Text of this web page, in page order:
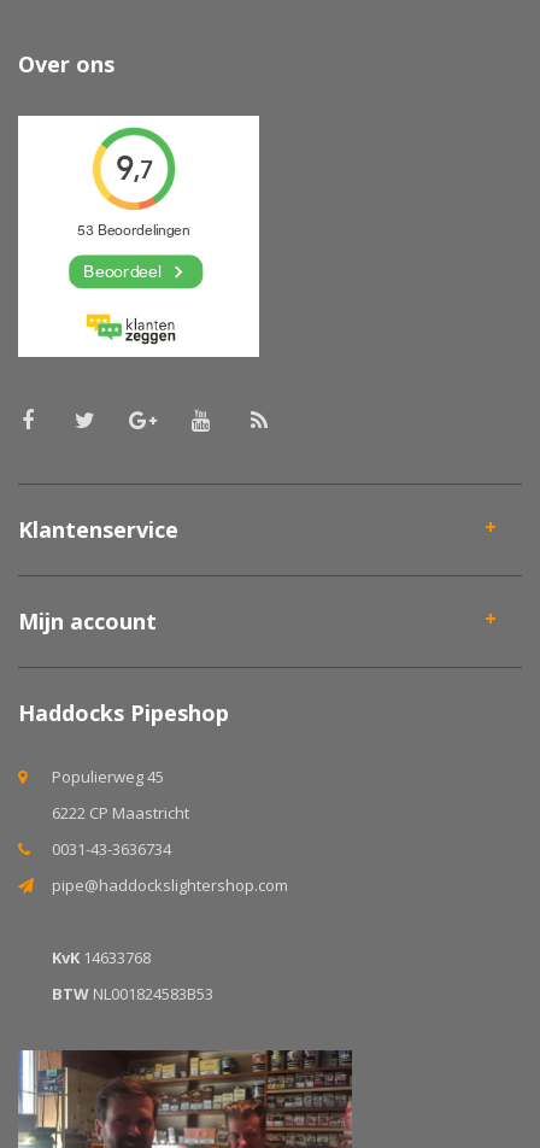
Over ons
Klantenservice
Mijn account
Haddocks Pipeshop
Populierweg 45
6222 CP Maastricht
0031-43-3636734
pipe@haddockslightershop.com
KvK 14633768
BTW NL001824583B53